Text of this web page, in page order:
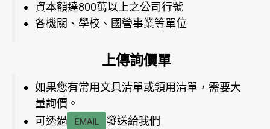
資本額達800萬以上之公司行號
各機關、學校、國營事業等單位
上傳詢價單
如果您有常用文具清單或領用清單，需要大
量詢價。
可透過
EMAIL
發送給我們